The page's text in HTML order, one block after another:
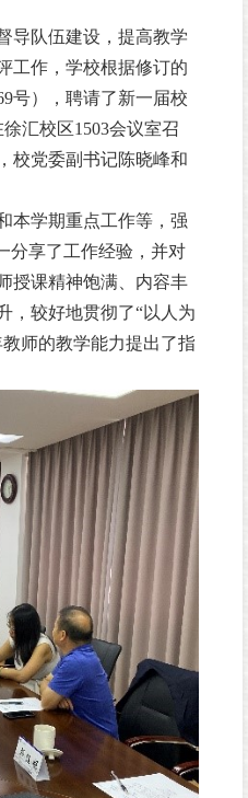
导队伍建设，提高教学
工作，学校根据修订的
号），聘请了新一届校
汇校区1503会议室召
校党委副书记陈晓峰和
本学期重点工作等，强
分享了工作经验，并对
授课精神饱满、内容丰
，较好地贯彻了“以人为
师的教学能力提出了指